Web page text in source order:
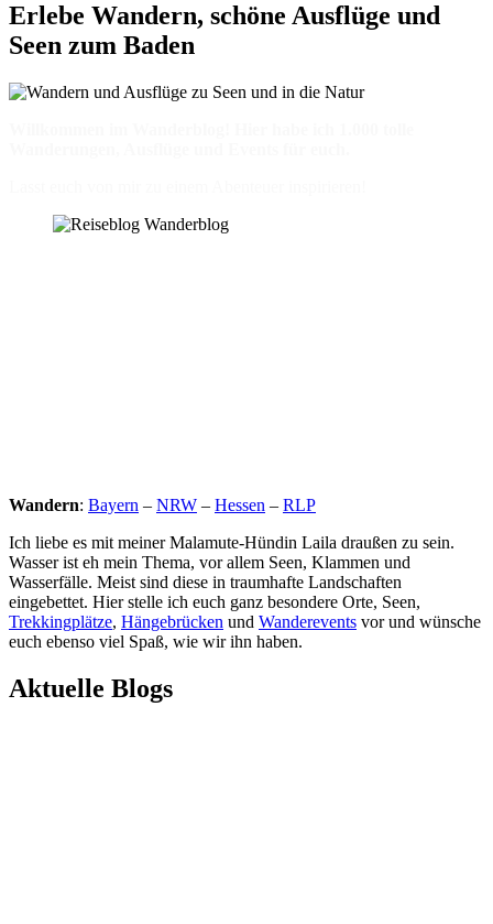
Erlebe Wandern, schöne Ausflüge und
Seen zum Baden
Wandern: Bayern – NRW – Hessen – RLP
Ich liebe es mit meiner Malamute-Hündin Laila draußen zu sein.
Wasser ist eh mein Thema, vor allem Seen, Klammen und
Wasserfälle. Meist sind diese in traumhafte Landschaften
eingebettet. Hier stelle ich euch ganz besondere Orte, Seen,
Trekkingplätze, Hängebrücken und Wanderevents vor und wünsche
euch ebenso viel Spaß, wie wir ihn haben.
Aktuelle Blogs